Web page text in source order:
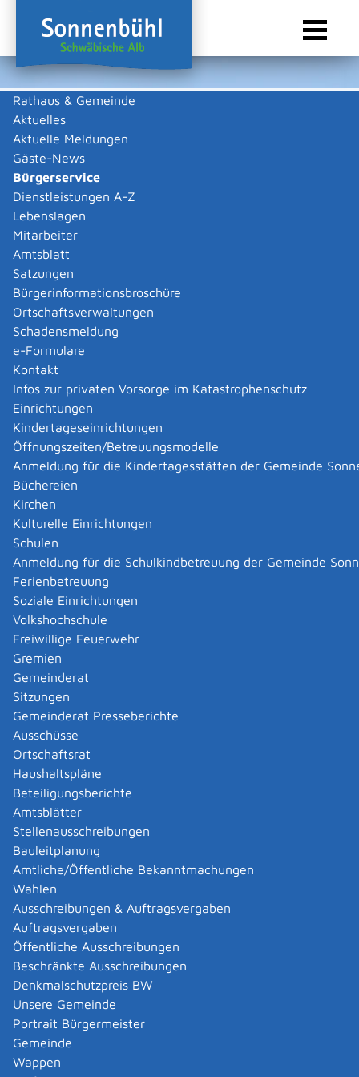
Rathaus & Gemeinde
Aktuelles
Aktuelle Meldungen
Gäste-News
Bürgerservice
Dienstleistungen A-Z
Lebenslagen
Mitarbeiter
Amtsblatt
Satzungen
Bürgerinformationsbroschüre
Ortschaftsverwaltungen
Schadensmeldung
e-Formulare
Kontakt
Infos zur privaten Vorsorge im Katastrophenschutz
Einrichtungen
Kindertageseinrichtungen
Öffnungszeiten/Betreuungsmodelle
Anmeldung für die Kindertagesstätten der Gemeinde
Büchereien
Kirchen
Kulturelle Einrichtungen
Schulen
Anmeldung für die Schulkindbetreuung der Gemeinde
Ferienbetreuung
Soziale Einrichtungen
Volkshochschule
Freiwillige Feuerwehr
Gremien
Gemeinderat
Sitzungen
Gemeinderat Presseberichte
Ausschüsse
Ortschaftsrat
Haushaltspläne
Beteiligungsberichte
Amtsblätter
Stellenausschreibungen
Bauleitplanung
Amtliche/Öffentliche Bekanntmachungen
Wahlen
Ausschreibungen & Auftragsvergaben
Auftragsvergaben
Öffentliche Ausschreibungen
Beschränkte Ausschreibungen
Denkmalschutzpreis BW
Unsere Gemeinde
Portrait Bürgermeister
Gemeinde
Wappen
Sie sind hier:
Bürgerservice
Behördenwegweiser
Externe Organisationseinheit
Stiftung für
Hochschulzulassung (SfH)
Rechtsfähige Anstalt des öffentlichen Rechts
Formulare und Onlinedienste
Hausanschrift
Silberstraße 21
44137 Dortmund
Zur elektronischen Fahrplanauskunft
Lieferanschrift
44128 Dortmund
Kontakt
Telefon (02
Telefon (Hotline-
Nummer (für
einen Studienplatz
an deutschen
Hochschulen))
E-Mail
Internet
Leistungen
Studienplatz mit Zulassungsbeschränkung - sich
bewerben
Formulare und Onlinedienste
Bewerbungsportal von hochschulstart.de
Die Stiftung für Hochschulzulassung (ehemals ZVS)
vergibt zwei mal jährlich Studienplätze für
bestimmte Universitäten.
||